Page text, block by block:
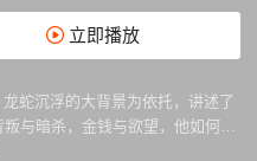
立即播放
蛇沉浮的大背景为依托，讲述了
与暗杀，金钱与欲望，他如何绝
大起大落，悲欢离合的人生。